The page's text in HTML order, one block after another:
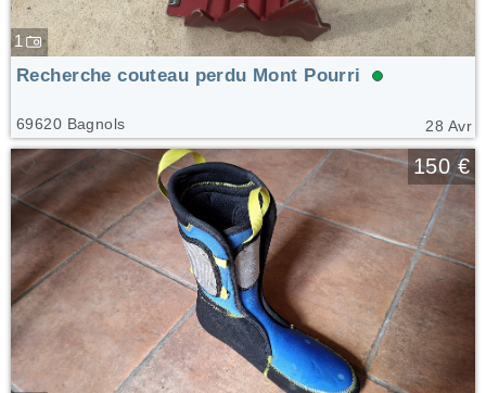
1
28 Avr
Recherche couteau perdu Mont Pourri
69620 Bagnols
🤍 150 €